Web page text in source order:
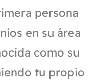
persona
en su área
como su
tu propio